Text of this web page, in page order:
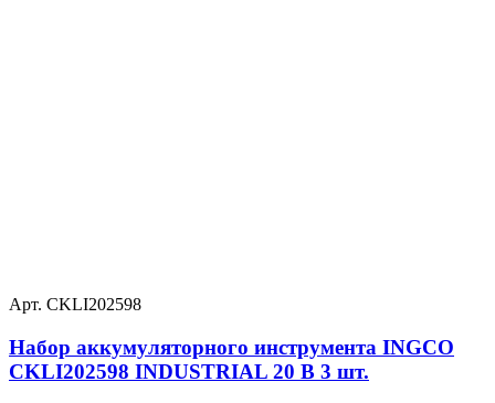
Арт. CKLI202598
Набор аккумуляторного инструмента INGCO
CKLI202598 INDUSTRIAL 20 В 3 шт.